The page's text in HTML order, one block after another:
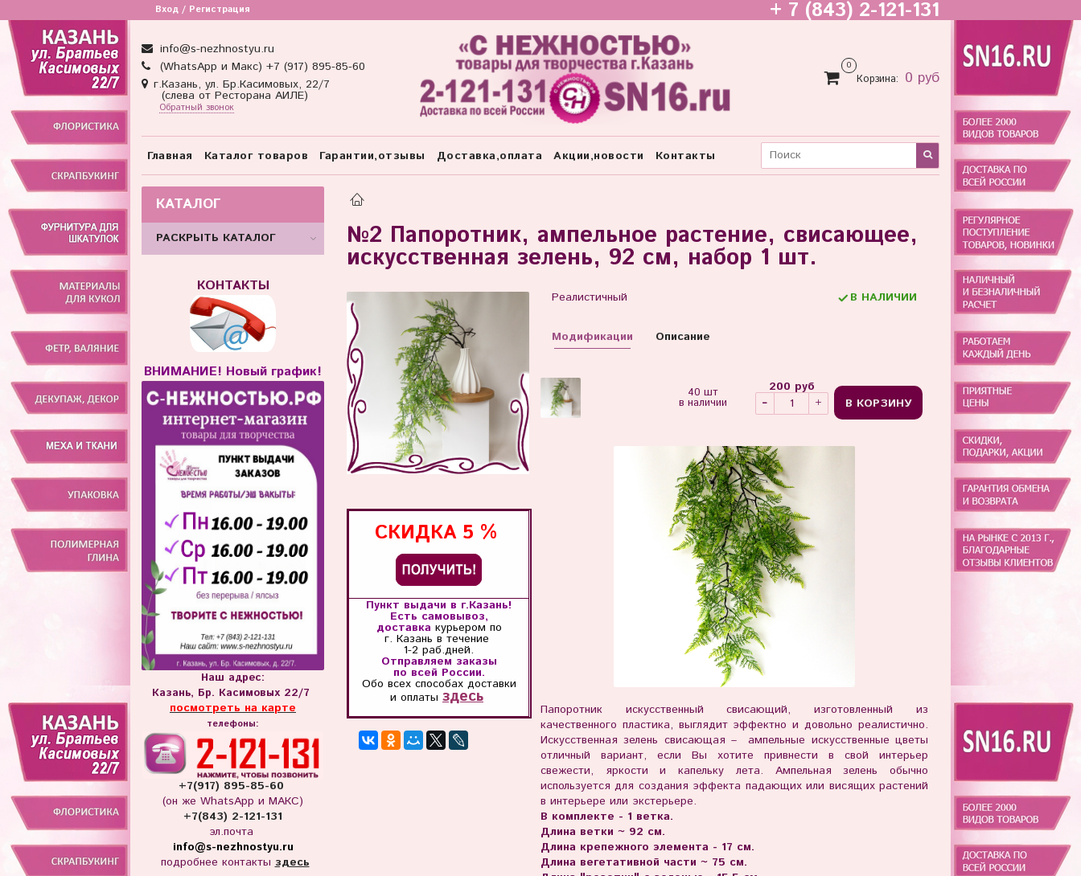
Вход / Регистрация + 7 (843) 2-121-131
info@s-nezhnostyu.ru
(WhatsApp и Макс) +7 (917) 895-85-60
г.Казань, ул. Бр.Касимовых, 22/7
(слева от Ресторана АИЛЕ)
Обратный звонок
0
Корзина: 0 руб
Главная Каталог товаров Гарантии,отзывы Доставка,оплата Акции,новости Контакты
№2 Папоротник, ампельное растение, свисающее,
искусственная зелень, 92 см, набор 1 шт.
СКИДКА 5 %
Пункт выдачи в г.Казань!
Есть самовывоз,
доставка курьером по
г. Казань в течение
1-2 раб.дней.
Отправляем заказы
по всей России.
Обо всех способах доставки
и оплаты здесь
Реалистичный В НАЛИЧИИ
Модификации
40 шт
в наличии
200 руб
В КОРЗИНУ
Папоротник искусственный свисающий, изготовленный из
качественного пластика, выглядит эффектно и довольно реалистично.
Искусственная зелень свисающая – ампельные искусственные цветы
отличный вариант, если Вы хотите привнести в свой интерьер
свежести, яркости и капельку лета. Ампельная зелень обычно
используется для создания эффекта падающих или висящих растений
в интерьере или экстерьере.
В комплекте - 1 ветка.
Длина ветки ~ 92 см.
Длина крепежного элемента - 17 см.
Длина вегетативной части ~ 75 см.
Описание
КАТАЛОГ
РАСКРЫТЬ КАТАЛОГ
КОНТАКТЫ
ВНИМАНИЕ! Новый график!
Наш адрес:
Казань, Бр. Касимовых 22/7
посмотреть на карте
телефоны:
+7(917) 895-85-60
(он же WhatsApp и МАКС)
+7(843) 2-121-131
эл.почта
info@s-nezhnostyu.ru
подробнее контакты здесь